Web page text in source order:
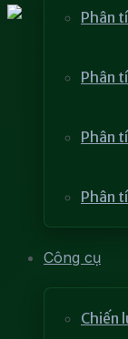
Phân
Phân
Phân
Phân
Công cụ
Chiến